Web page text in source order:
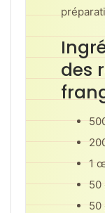
des
1
50
50